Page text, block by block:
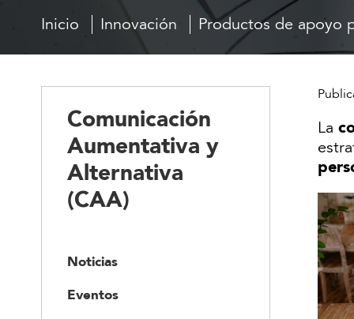
Inicio Innovación Productos de apoyo
Comunicación
Aumentativa y
Alternativa
(CAA)
Noticias
Eventos
La